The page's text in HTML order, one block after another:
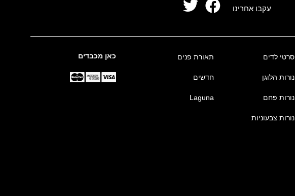
עקבו אחרינו
סרטי לדים
נורות הלוגן
נורות פחם
נורות צבעוניות
תאורת פנים
חדשים
Laguna
כאן מכבדים